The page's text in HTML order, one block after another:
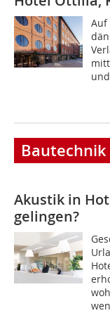
Auf
Bautechnik
Akustik in
gelingen?